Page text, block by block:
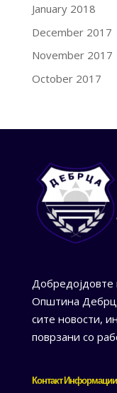
January 2018
December 2017
November 2017
October 2017
Добредојдовте
Општина
сите новости,
поврзани со
Контакт Информации